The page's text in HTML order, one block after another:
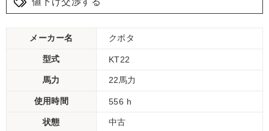
メーカー名 クボタ
型式 KT22
馬力 22馬力
使用時間 556 h
状態 中古